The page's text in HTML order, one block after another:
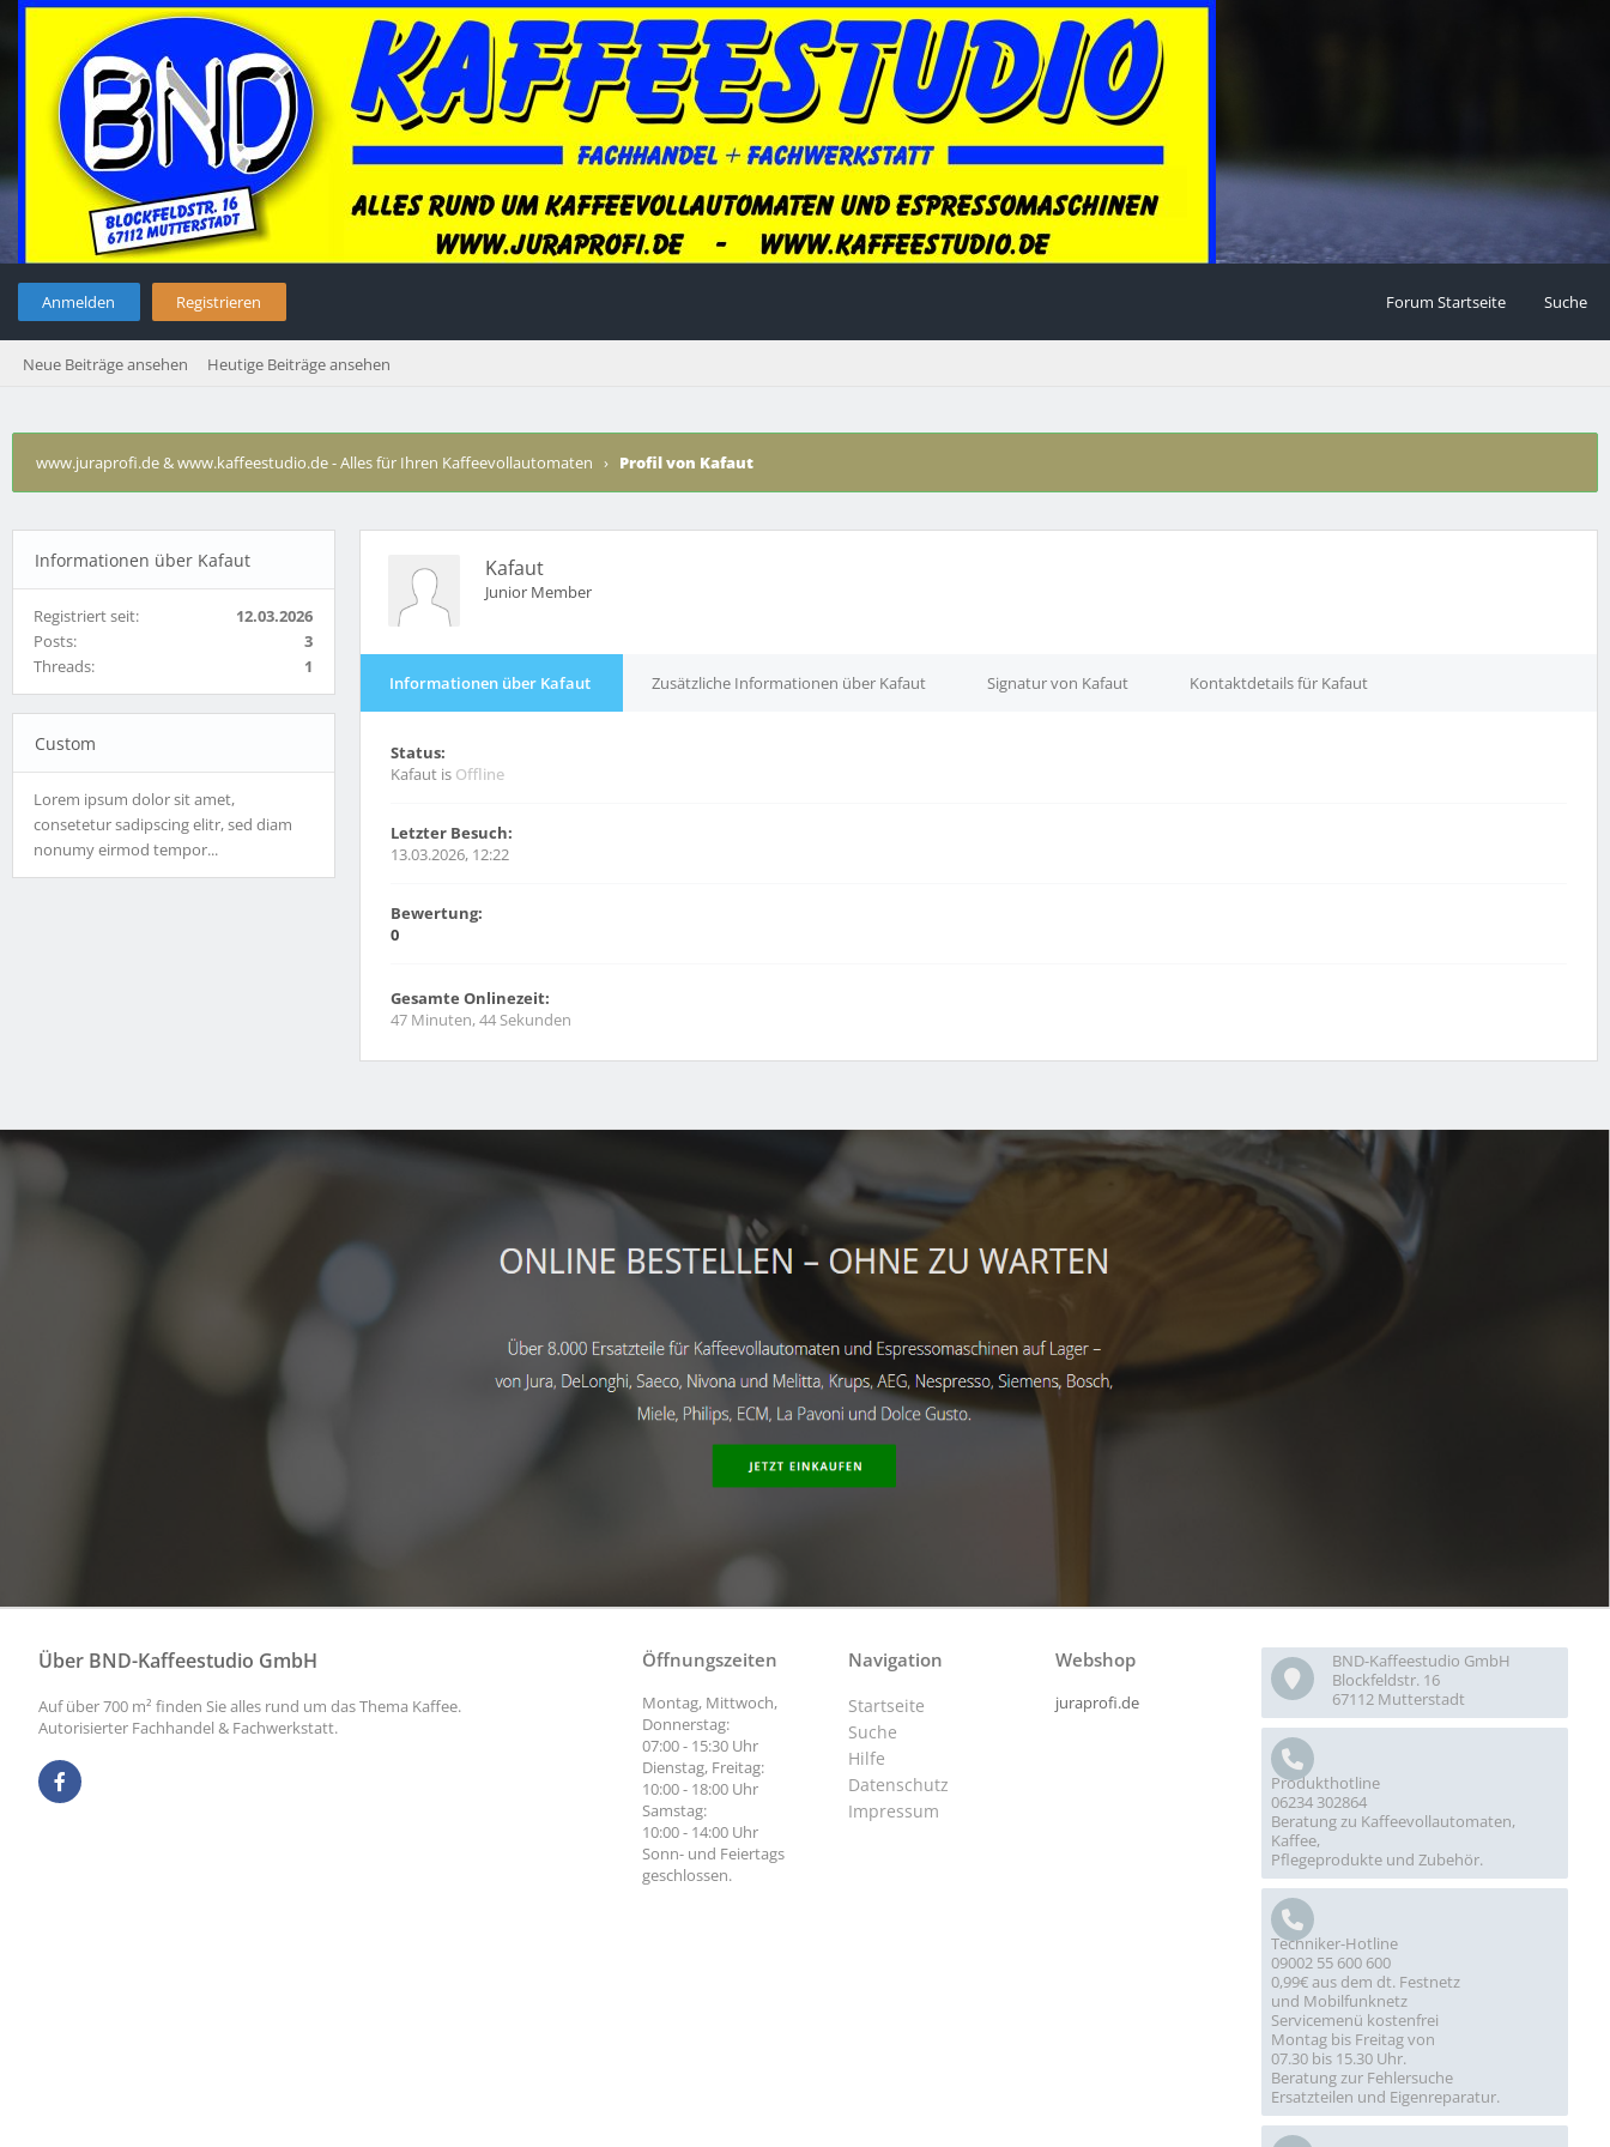
Anmelden Registrieren Forum Startseite Suche
Neue Beiträge ansehen Heutige Beiträge ansehen
www.juraprofi.de & www.kaffeestudio.de - Alles für Ihren Kaffeevollautomaten › Profil von Kafaut
Informationen über Kafaut
Registriert seit:
12.03.2026
Posts:
3
Threads:
1
Custom
Lorem ipsum dolor sit amet,
consetetur sadipscing elitr, sed diam
nonumy eirmod tempor...
Kafaut
Junior Member
Informationen über Kafaut Zusätzliche Informationen über Kafaut Signatur von Kafaut Kontaktdetails für Kafaut
Status:
Kafaut is Offline
Letzter Besuch:
13.03.2026, 12:22
Bewertung:
0
Gesamte Onlinezeit:
47 Minuten, 44 Sekunden
Über BND-Kaffeestudio GmbH
Auf über 700 m² finden Sie alles rund um das Thema Kaffee.
Autorisierter Fachhandel & Fachwerkstatt.
BND-Kaffeestudio GmbH
Blockfeldstr. 16
67112 Mutterstadt
Produkthotline
06234 302864
Beratung zu Kaffeevollautomaten,
Kaffee,
Pflegeprodukte und Zubehör.
Techniker-Hotline
09002 55 600 600
0,99€ aus dem dt. Festnetz
und Mobilfunknetz
Servicemenü kostenfrei
Montag bis Freitag von
07.30 bis 15.30 Uhr.
Beratung zur Fehlersuche
Ersatzteilen und Eigenreparatur.
Webshop
juraprofi.de
Navigation
Startseite
Suche
Hilfe
Datenschutz
Impressum
Öffnungszeiten
Montag, Mittwoch,
Donnerstag:
07:00 - 15:30 Uhr
Dienstag, Freitag:
10:00 - 18:00 Uhr
Samstag:
10:00 - 14:00 Uhr
Sonn- und Feiertags
geschlossen.